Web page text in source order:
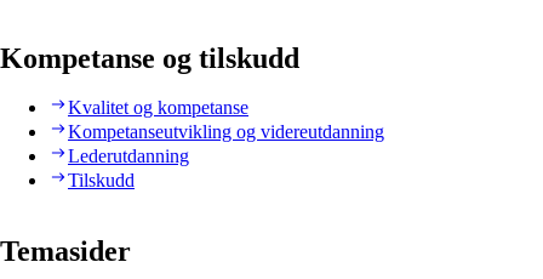
Kompetanse og tilskudd
Kvalitet og kompetanse
Kompetanseutvikling og videreutdanning
Lederutdanning
Tilskudd
Temasider